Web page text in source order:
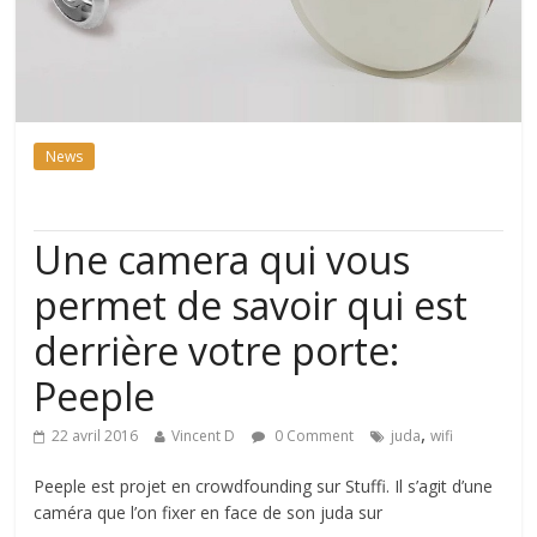
News
Une camera qui vous
permet de savoir qui est
derrière votre porte:
Peeple
22 avril 2016 Vincent D 0 Comment juda,wifi
Peeple est projet en crowdfounding sur Stuffi. Il s’agit d’une
caméra que l’on fixer en face de son juda sur